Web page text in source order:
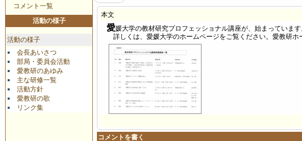
コメント一覧
活動の様子
活動の様子
会長あいさつ
部局・委員会活動
愛教研のあゆみ
主な研修一覧
活動方針
愛教研の歌
リンク集
本文
愛媛大学の教材研究プロフェッショナル講座が、始まっていま
詳しくは、愛媛大学のホームページをご覧ください。愛教研ホ
コメントを書く